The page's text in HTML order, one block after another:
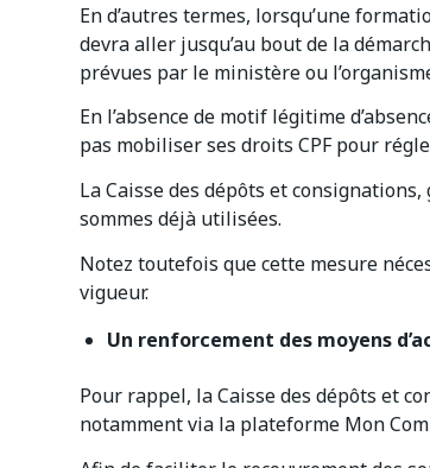
En d’autres termes, lorsqu’une
devra aller jusqu’au bout de la
prévues par le ministère ou
En l’absence de motif légitime
pas mobiliser ses droits CPF pour
La Caisse des dépôts et
sommes déjà utilisées.
Notez toutefois que cette mesure
vigueur.
Un renforcement des moyens
Pour rappel, la Caisse des dépôts et
notamment via la plateforme Mon